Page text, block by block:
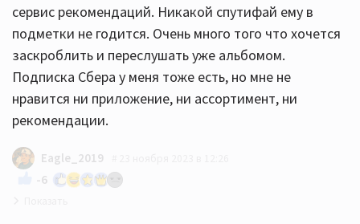
сервис рекомендаций. Никакой спутифай ему в
подметки не годится. Очень много того что хочется
заскроблить и переслушать уже альбомом.
Подписка Сбера у меня тоже есть, но мне не
нравится ни приложение, ни ассортимент, ни
рекомендации.
Eagle_2019
-6